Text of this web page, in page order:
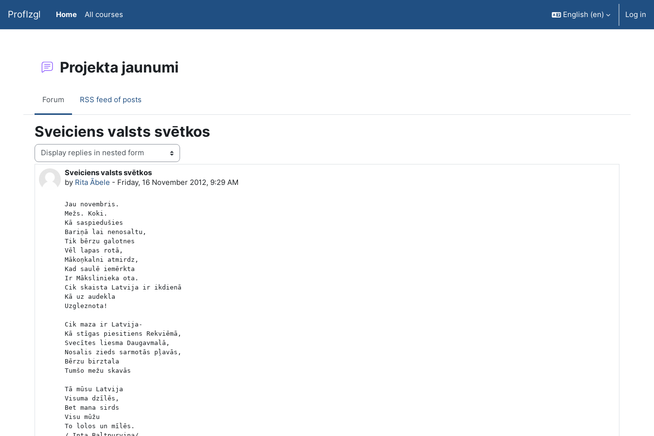
ProfIzgl Home All courses English ‎(en)‎ Log in
Projekta jaunumi
Forum RSS feed of posts
Sveiciens valsts svētkos
Display mode
Sveiciens valsts svētkos
by Rita Ābele - Friday, 16 November 2012, 9:29 AM
Number of replies: 0
Jau novembris.
Mežs. Koki.
Kā saspiedušies
Bariņā lai nenosaltu,
Tik bērzu galotnes
Vēl lapas rotā,
Mākoņkalni atmirdz,
Kad saulē iemērkta
Ir Mākslinieka ota.
Cik skaista Latvija ir ikdienā
Kā uz audekla
Uzgleznota!
Cik maza ir Latvija-
Kā stīgas piesitiens Rekviēmā,
Svecītes liesma Daugavmalā,
Nosalis zieds sarmotās pļavās,
Bērzu birztala
Tumšo mežu skavās
Tā mūsu Latvija
Visuma dzīlēs,
Bet mana sirds
Visu mūžu
To lolos un mīlēs.